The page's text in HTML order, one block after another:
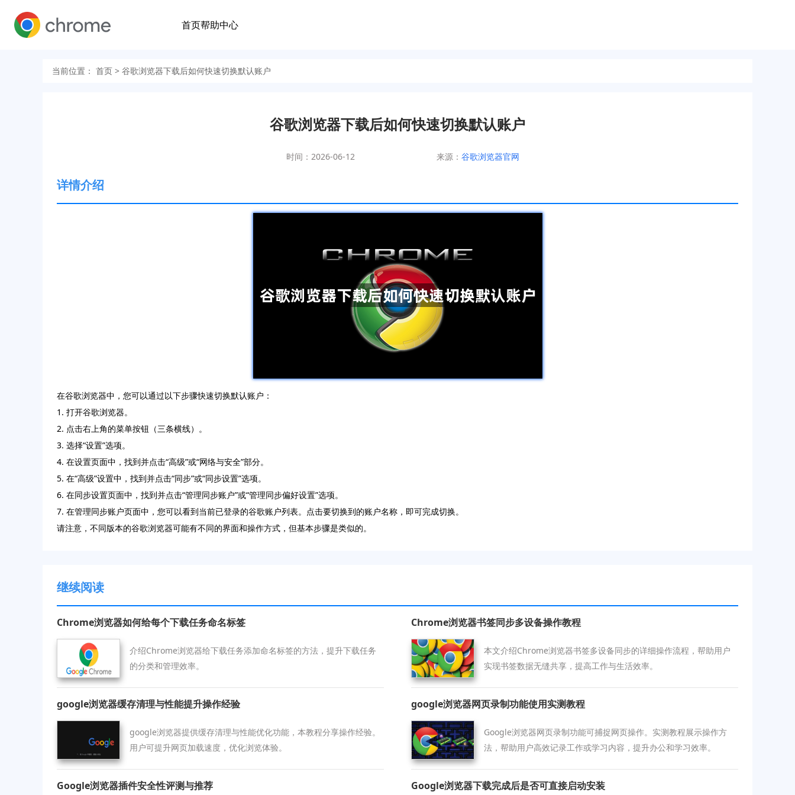
首页帮助中心
当前位置： 首页 > 谷歌浏览器下载后如何快速切换默认账户
谷歌浏览器下载后如何快速切换默认账户
时间：2026-06-12 来源： 谷歌浏览器官网
详情介绍
在谷歌浏览器中，您可以通过以下步骤快速切换默认账户：
1. 打开谷歌浏览器。
2. 点击右上角的菜单按钮（三条横线）。
3. 选择“设置”选项。
4. 在设置页面中，找到并点击“高级”或“网络与安全”部分。
5. 在“高级”设置中，找到并点击“同步”或“同步设置”选项。
6. 在同步设置页面中，找到并点击“管理同步账户”或“管理同步偏好设置”选项。
7. 在管理同步账户页面中，您可以看到当前已登录的谷歌账户列表。点击要切换到的账户名称，即可完成切换。
请注意，不同版本的谷歌浏览器可能有不同的界面和操作方式，但基本步骤是类似的。
继续阅读
Chrome浏览器如何给每个下载任务命名标签
介绍Chrome浏览器给下载任务添加命名标签的方法，提升下载任务
的分类和管理效率。
Chrome浏览器书签同步多设备操作教程
本文介绍Chrome浏览器书签多设备同步的详细操作流程，帮助用户
实现书签数据无缝共享，提高工作与生活效率。
google浏览器缓存清理与性能提升操作经验
google浏览器提供缓存清理与性能优化功能，本教程分享操作经验。
用户可提升网页加载速度，优化浏览体验。
google浏览器网页录制功能使用实测教程
Google浏览器网页录制功能可捕捉网页操作。实测教程展示操作方
法，帮助用户高效记录工作或学习内容，提升办公和学习效率。
Google浏览器插件安全性评测与推荐 Google浏览器下载完成后是否可直接启动安装